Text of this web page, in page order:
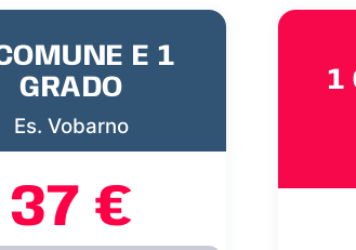
E 1
GRADO
Es. Vobarno
37 €
1